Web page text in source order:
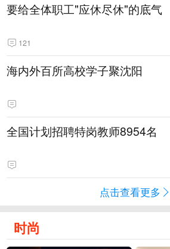
要给全体职工"应休尽休"的底气
121
海内外百所高校学子聚沈阳
全国计划招聘特岗教师8954名
点击查看更多
时尚